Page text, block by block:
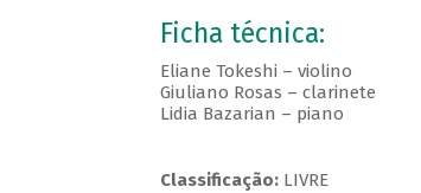
Ficha técnica:
Eliane Tokeshi – violino
Giuliano Rosas – clarinete
Lidia Bazarian – piano
Classificação:LIVRE